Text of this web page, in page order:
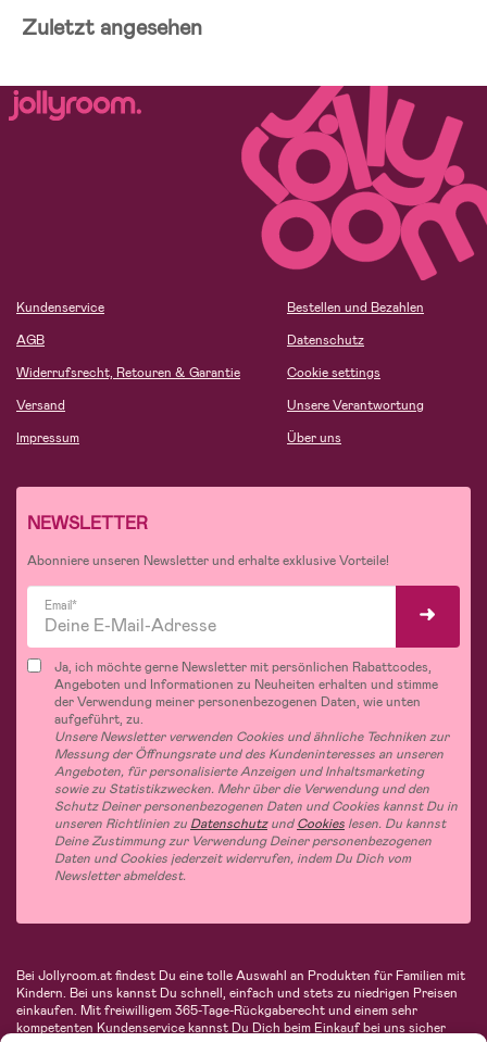
Zuletzt angesehen
Kundenservice
AGB
Widerrufsrecht, Retouren & Garantie
Versand
Impressum
Bestellen und Bezahlen
Datenschutz
Cookie settings
Unsere Verantwortung
Über uns
NEWSLETTER
Abonniere unseren Newsletter und erhalte exklusive Vorteile!
Email*
Ja, ich möchte gerne Newsletter mit persönlichen Rabattcodes,
Angeboten und Informationen zu Neuheiten erhalten und stimme
der Verwendung meiner personenbezogenen Daten, wie unten
aufgeführt, zu.
Unsere Newsletter verwenden Cookies und ähnliche Techniken zur
Messung der Öffnungsrate und des Kundeninteresses an unseren
Angeboten, für personalisierte Anzeigen und Inhaltsmarketing
sowie zu Statistikzwecken. Mehr über die Verwendung und den
Schutz Deiner personenbezogenen Daten und Cookies kannst Du in
unseren Richtlinien zu DatenschutzundCookies lesen. Du kannst
Deine Zustimmung zur Verwendung Deiner personenbezogenen
Daten und Cookies jederzeit widerrufen, indem Du Dich vom
Newsletter abmeldest.
Bei Jollyroom.at findest Du eine tolle Auswahl an Produkten für Familien mit
Kindern. Bei uns kannst Du schnell, einfach und stets zu niedrigen Preisen
einkaufen. Mit freiwilligem 365-Tage-Rückgaberecht und einem sehr
kompetenten Kundenservice kannst Du Dich beim Einkauf bei uns sicher